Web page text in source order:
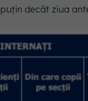
decât ziua